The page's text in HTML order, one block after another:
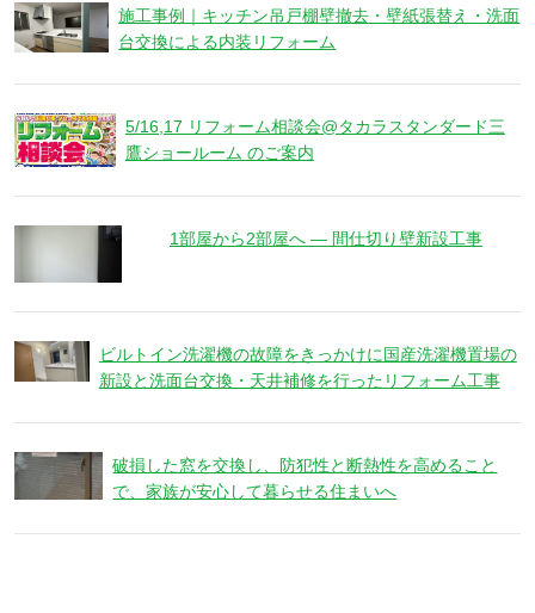
施工事例｜キッチン吊戸棚壁撤去・壁紙張替え・洗面
台交換による内装リフォーム
5/16,17 リフォーム相談会@タカラスタンダード三
鷹ショールーム のご案内
1部屋から2部屋へ ― 間仕切り壁新設工事
ビルトイン洗濯機の故障をきっかけに国産洗濯機置場の
新設と洗面台交換・天井補修を行ったリフォーム工事
破損した窓を交換し、防犯性と断熱性を高めること
で、家族が安心して暮らせる住まいへ